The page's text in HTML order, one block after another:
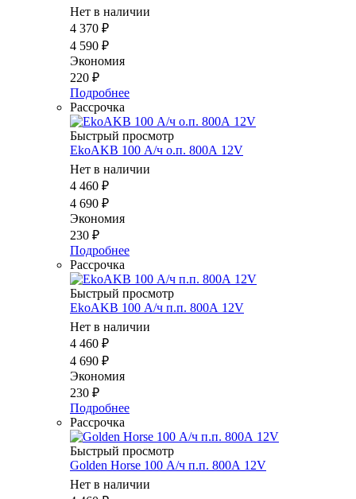
Нет в наличии
4 370 ₽
4 590 ₽
Экономия
220 ₽
Подробнее
Рассрочка
Быстрый просмотр
EkoAKB 100 А/ч о.п. 800А 12V
Нет в наличии
4 460 ₽
4 690 ₽
Экономия
230 ₽
Подробнее
Рассрочка
Быстрый просмотр
EkoAKB 100 А/ч п.п. 800А 12V
Нет в наличии
4 460 ₽
4 690 ₽
Экономия
230 ₽
Подробнее
Рассрочка
Быстрый просмотр
Golden Horse 100 А/ч п.п. 800А 12V
Нет в наличии